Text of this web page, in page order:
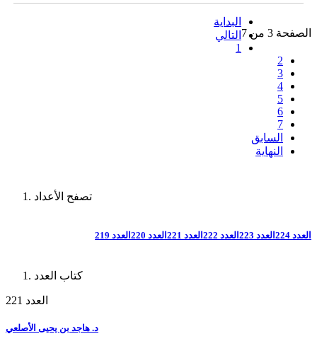
الصفحة 3 من 7
البداية
التالي
1
2
3
4
5
6
7
السابق
النهاية
تصفح الأعداد
العدد 224 العدد 223 العدد 222 العدد 221 العدد 220 العدد 219
كتاب العدد
العدد 221
د. هاجد بن يحيى الأصلعي